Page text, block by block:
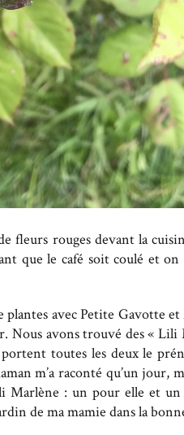
fleurs rouges devant la
que le café soit coulé et on
avec Petite Gavotte
Nous avons trouvé des « Lili
toutes les deux le
m’a raconté qu’un jour,
Marlène : un pour elle et un
de ma mamie dans la